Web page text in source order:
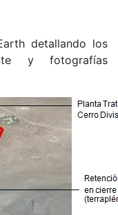
detallando los
y fotografías